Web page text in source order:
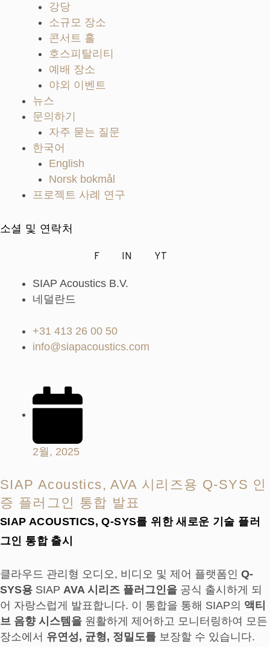
강당
소규모 장소
콘서트 홀
호스피탈리티
예배 장소
야외 이벤트
뉴스
문의하기
자주 묻는 질문
한국어
English
Norsk bokmål
프로젝트 사례 연구
소셜 및 연락처
F IN YT
SIAP Acoustics B.V.
네덜란드
+31 413 26 00 50
info@siapacoustics.com
2월, 2025
SIAP Acoustics, AVA 시리즈용 Q-SYS 인
증 플러그인 통합 발표
SIAP ACOUSTICS, Q-SYS를 위한 새로운 기술 플러
그인 통합 출시
클라우드 관리형 오디오, 비디오 및 제어 플랫폼인 Q-
SYS용 SIAP AVA 시리즈 플러그인을 공식 출시하게 되
어 자랑스럽게 발표합니다. 이 통합을 통해 SIAP의 액티
브 음향 시스템을 원활하게 제어하고 모니터링하여 모든
장소에서 유연성, 균형, 정밀도를 보장할 수 있습니다.